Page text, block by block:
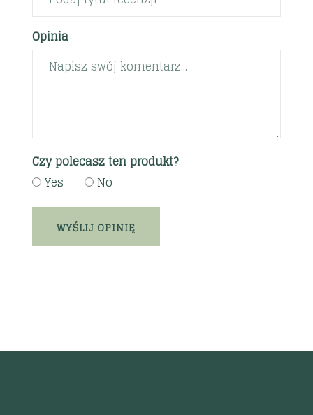
Opinia
Czy polecasz ten produkt?
Yes
No